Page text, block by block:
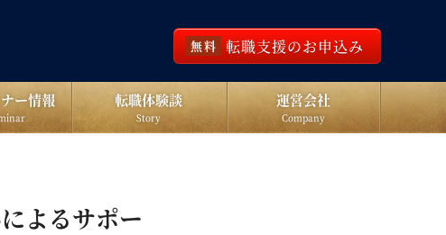
無料 転職支援のお申込み
ー情報 転職体験談
Story
運営会社
Company
よるサポー